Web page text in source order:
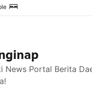
News Portal Berita